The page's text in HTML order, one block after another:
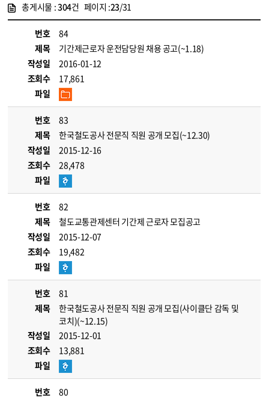
총게시물 :304건 페이지 :23/31
번호
84
제목
기간제근로자 운전담당원 채용 공고(~1.18)
작성일
2016-01-12
조회수
17,861
파일
번호
83
제목
한국철도공사 전문직 직원 공개 모집(~12.30)
작성일
2015-12-16
조회수
28,478
파일
번호
82
제목
철도교통관제센터 기간제 근로자 모집공고
작성일
2015-12-07
조회수
19,482
파일
번호
81
제목
한국철도공사 전문직 직원 공개 모집(사이클단 감독 및
코치)(~12.15)
작성일
2015-12-01
조회수
13,881
파일
번호
80